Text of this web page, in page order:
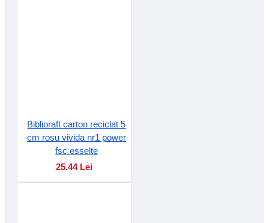
Biblioraft carton reciclat 5
cm rosu vivida nr1 power
fsc esselte
25.44 Lei